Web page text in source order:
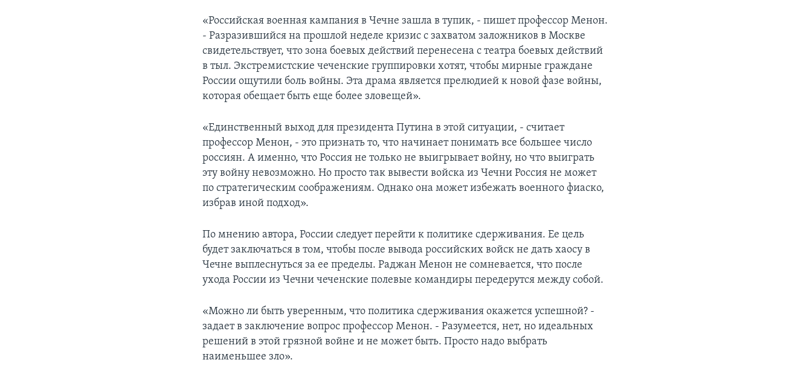
«Российская военная кампания в Чечне зашла в тупик, - пишет профессор Менон.
- Разразившийся на прошлой неделе кризис с захватом заложников в Москве
свидетельствует, что зона боевых действий перенесена с театра боевых действий
в тыл. Экстремистские чеченские группировки хотят, чтобы мирные граждане
России ощутили боль войны. Эта драма является прелюдией к новой фазе войны,
которая обещает быть еще более зловещей».
«Единственный выход для президента Путина в этой ситуации, - считает
профессор Менон, - это признать то, что начинает понимать все большее число
россиян. А именно, что Россия не только не выигрывает войну, но что выиграть
эту войну невозможно. Но просто так вывести войска из Чечни Россия не может
по стратегическим соображениям. Однако она может избежать военного фиаско,
избрав иной подход».
По мнению автора, России следует перейти к политике сдерживания. Ее цель
будет заключаться в том, чтобы после вывода российских войск не дать хаосу в
Чечне выплеснуться за ее пределы. Раджан Менон не сомневается, что после
ухода России из Чечни чеченские полевые командиры передерутся между собой.
«Можно ли быть уверенным, что политика сдерживания окажется успешной? -
задает в заключение вопрос профессор Менон. - Разумеется, нет, но идеальных
решений в этой грязной войне и не может быть. Просто надо выбрать
наименьшее зло».